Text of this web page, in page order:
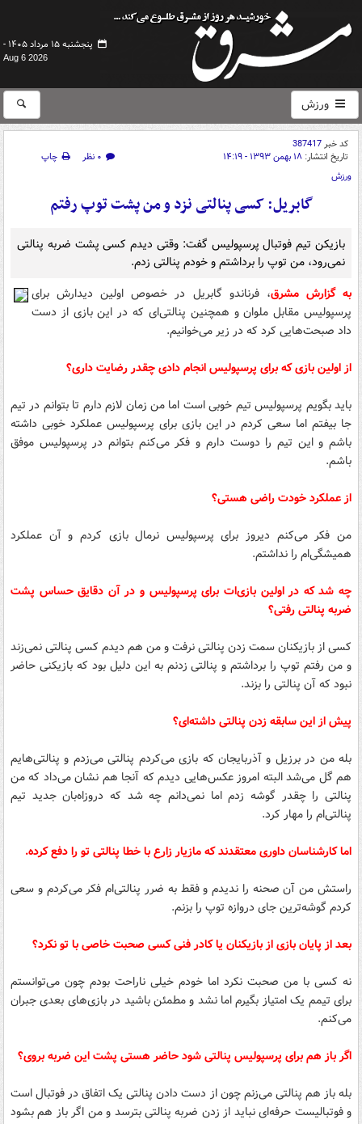
پنجشنبه ۱۵ مرداد ۱۴۰۵ -
Aug 6 2026
ورزش
کد خبر387417
تاریخ انتشار: ۱۸ بهمن ۱۳۹۳ - ۱۴:۱۹ ۰ نظر
چاپ
ورزش
گابریل: کسی پنالتی نزد و من پشت توپ رفتم
بازیکن تیم فوتبال پرسپولیس گفت: وقتی دیدم کسی پشت ضربه پنالتی
نمی‌رود، من توپ را برداشتم و خودم پنالتی زدم.
به گزارش مشرق، فرناندو گابریل در خصوص اولین دیدارش برای
پرسپولیس مقابل ملوان و همچنین پنالتی‌ای که در این بازی از دست
داد صبحت‌هایی کرد که در زیر می‌خوانیم.
از اولین بازی که برای پرسپولیس انجام دادی چقدر رضایت داری؟
باید بگویم پرسپولیس تیم خوبی است اما من زمان لازم دارم تا بتوانم در تیم
جا بیفتم اما سعی کردم در این بازی برای پرسپولیس عملکرد خوبی داشته
باشم و این تیم را دوست دارم و فکر می‌کنم بتوانم در پرسپولیس موفق
باشم.
از عملکرد خودت راضی هستی؟
من فکر می‌کنم دیروز برای پرسپولیس نرمال بازی کردم و آن عملکرد
همیشگی‌ام را نداشتم.
چه شد که در اولین بازی‌ات برای پرسپولیس و در آن دقایق حساس پشت
ضربه پنالتی رفتی؟
کسی از بازیکنان سمت زدن پنالتی نرفت و من هم دیدم کسی پنالتی نمی‌زند
و من رفتم توپ را برداشتم و پنالتی زدنم به این دلیل بود که بازیکنی حاضر
نبود که آن پنالتی را بزند.
پیش از این سابقه زدن پنالتی داشته‌ای؟
بله من در برزیل و آذربایجان که بازی می‌کردم پنالتی می‌زدم و پنالتی‌هایم
هم گل می‌شد البته امروز عکس‌هایی دیدم که آنجا هم نشان می‌داد که من
پنالتی را چقدر گوشه زدم اما نمی‌دانم چه شد که دروزاه‌بان جدید تیم
پنالتی‌ام را مهار کرد.
اما کارشناسان داوری معتقدند که مازیار زارع با خطا پنالتی تو را دفع کرده.
راستش من آن صحنه را ندیدم و فقط به ضرر پنالتی‌ام فکر می‌کردم و سعی
کردم گوشه‌ترین جای دروازه توپ را بزنم.
بعد از پایان بازی از بازیکنان یا کادر فنی کسی صحبت خاصی با تو نکرد؟
نه کسی با من صحبت نکرد اما خودم خیلی ناراحت بودم چون می‌توانستم
برای تیمم یک امتیاز بگیرم اما نشد و مطمئن باشید در بازی‌های بعدی جبران
می‌کنم.
اگر باز هم برای پرسپولیس پنالتی شود حاضر هستی پشت این ضربه بروی؟‌
بله باز هم پنالتی می‌زنم چون از دست دادن پنالتی یک اتفاق در فوتبال است
و فوتبالیست حرفه‌ای نباید از زدن ضربه پنالتی بترسد و من اگر باز هم بشود